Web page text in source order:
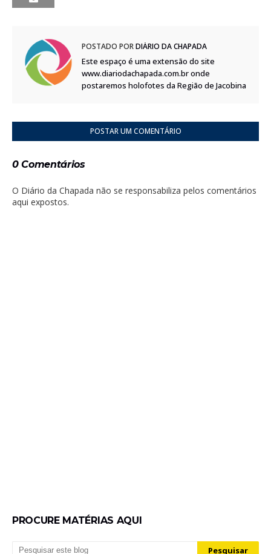
POSTADO PORDIÁRIO DA CHAPADA
Este espaço é uma extensão do site
www.diariodachapada.com.br onde
postaremos holofotes da Região de Jacobina
POSTAR UM COMENTÁRIO
0 Comentários
O Diário da Chapada não se responsabiliza pelos comentários
aqui expostos.
PROCURE MATÉRIAS AQUI